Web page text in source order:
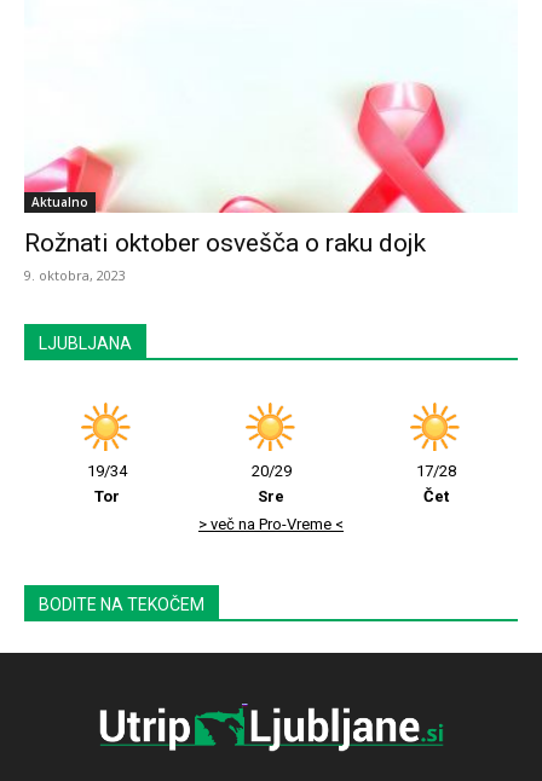
Aktualno
Rožnati oktober osvešča o raku dojk
9. oktobra, 2023
LJUBLJANA
19/34
Tor
20/29
Sre
17/28
Čet
> več na Pro-Vreme <
BODITE NA TEKOČEM